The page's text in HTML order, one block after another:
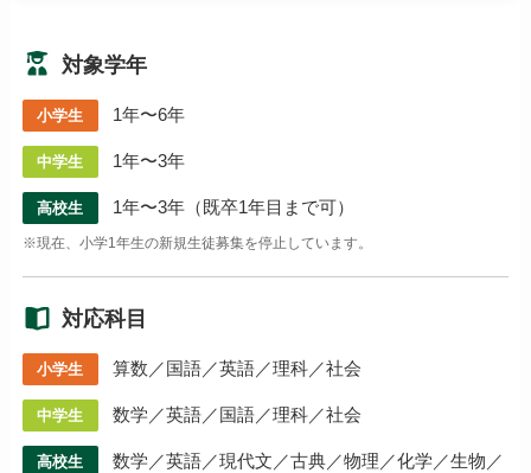
対象学年
小学生 1年〜6年
中学生 1年〜3年
高校生 1年〜3年（既卒1年目まで可）
※現在、小学1年生の新規生徒募集を停止しています。
対応科目
小学生 算数／国語／英語／理科／社会
中学生 数学／英語／国語／理科／社会
高校生
数学／英語／現代文／古典／物理／化学／生物／